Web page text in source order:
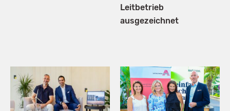
Leitbetrieb
ausgezeichnet